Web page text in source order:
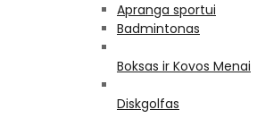
Apranga sportui
Badmintonas
Boksas ir Kovos Menai
Diskgolfas